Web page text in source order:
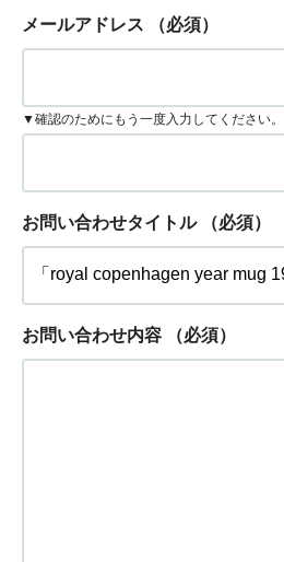
メールアドレス （必須）
▼確認のためにもう一度入力してください。
お問い合わせタイトル （必須）
お問い合わせ内容 （必須）